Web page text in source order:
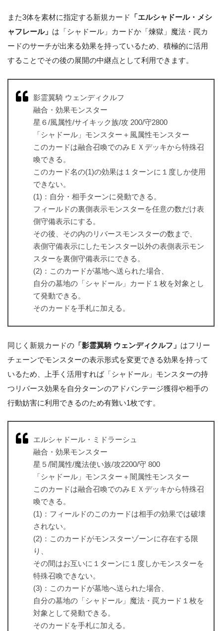
また3体を素材に指定する新規カード
「エルシャドール・メシ
ャフレール」 は「シャドール」カードか「煉獄」魔法・罠カ
ードのサーチが出来る効果を持っているため、積極的に活用
することでその後の展開の中継点として利用できます。
影霊翼騎 ウェンディクルフ
融合・効果モンスター
星６/風属性/サイキック族/攻 200/守2800
「シャドール」モンスター＋風属性モンスター
このカードは融合召喚でのみＥＸデッキから特殊召
喚できる。
このカード名の(1)の効果は１ターンに１度しか使用
できない。
(1)：自分・相手ターンに発動できる。
フィールドの裏側表示モンスターを任意の数だけ表
側守備表示にする。
その後、その内のリバースモンスターの数まで、
表側守備表示にしたモンスター以外の表側表示モン
スターを裏側守備表示にできる。
(2)：このカードが墓地へ送られた場合、
自分の墓地の「シャドール」カード１枚を対象とし
て発動できる。
そのカードを手札に加える。
同じく新規カードの 「影霊翼騎 ウェンディクルフ」 はフリー
チェーンでモンスターの表示形式を変更できる効果を持って
いるため、上手く活用すれば「シャドール」モンスターの持
つリバース効果を自分ターンのアドバンテージ獲得や相手の
行動妨害に利用できるのため有難い1枚です。
エルシャドール・ミドラーシュ
融合・効果モンスター
星５/闇属性/魔法使い族/攻2200/守 800
「シャドール」モンスター＋闇属性モンスター
このカードは融合召喚でのみＥＸデッキから特殊召
喚できる。
(1)：フィールドのこのカードは相手の効果では破壊
されない。
(2)：このカードがモンスターゾーンに存在する限
り、
その間はお互いに１ターンに１度しかモンスターを
特殊召喚できない。
(3)：このカードが墓地へ送られた場合、
自分の墓地の「シャドール」魔法・罠カード１枚を
対象として発動できる。
そのカードを手札に加える。